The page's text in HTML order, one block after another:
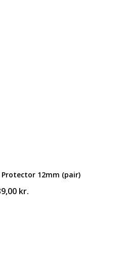
12mm (pair)
kr.